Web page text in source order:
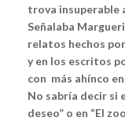
trova insuperable
Señalaba
relatos hechos
y en los escritos
con más ahínco
No sabría decir si
deseo” o en “El